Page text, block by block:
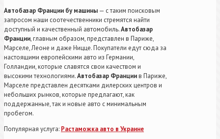
Автобазар Франции бу машины — с таким поисковым
запросом наши соотечественники стремятся найти
доступный и качественный автомобиль.Автобазар
Франции, главным образом, представлен в Париже,
Марселе, Леоне и даже Ницце. Покупатели едут сюда за
настоящими европейскими авто из Германии,
Голландии, которые славятся свои качеством и
высокими технологиями.Автобазар Франциив Париже,
Марселе представлен десятками дилерских центров и
небольших рынков, которые предлагают, как
поддержанные, так и новые авто с минимальным
пробегом.
Популярная услуга: Растаможка авто в Украине